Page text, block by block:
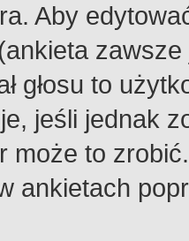
Aby
głosu to
jeśli jednak
może to
ankietach